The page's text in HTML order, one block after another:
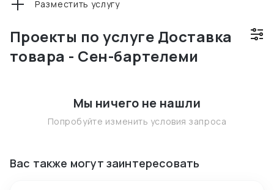
Проекты по услуге Доставка
товара - Сен-бартелеми
Разместить услугу
Мы ничего не нашли
Попробуйте изменить условия запроса
Вас также могут заинтересовать